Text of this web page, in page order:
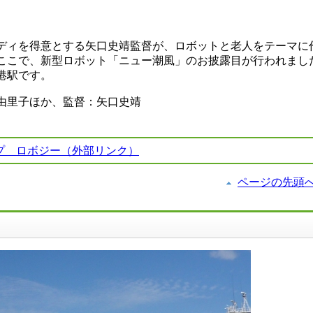
を得意とする矢口史靖監督が、ロボットと老人をテーマに
で、新型ロボット「ニュー潮風」のお披露目が行われまし
です。
里子ほか、監督：矢口史靖
ロボジー（外部リンク）
ページの先頭